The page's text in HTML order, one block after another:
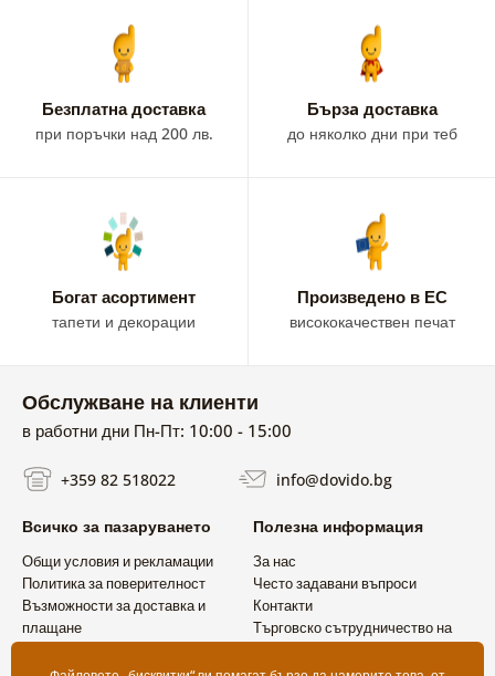
Безплатна доставка
при поръчки над 200 лв.
Бързa доставка
до няколко дни при теб
Богат асортимент
тапети и декорации
Произведено в ЕС
висококачествен печат
Обслужване на клиенти
в работни дни Пн-Пт: 10:00 - 15:00
+359 82 518022 info@dovido.bg
Всичко за пазаруването
Общи условия и рекламации
Политика за поверителност
Възможности за доставка и
плащане
Полезна информация
За нас
Често задавани въпроси
Контакти
Търговско сътрудничество на